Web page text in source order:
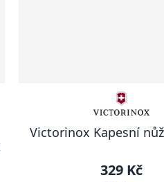
Victorinox Kapesní nůž
329 Kč